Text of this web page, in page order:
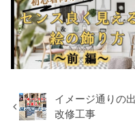
イメージ通りの
改修工事